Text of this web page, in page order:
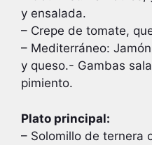
y ensalada.
– Crepe de tomate,
– Mediterráneo:
y queso.- Gambas
pimiento.
Plato principal:
– Solomillo de ternera